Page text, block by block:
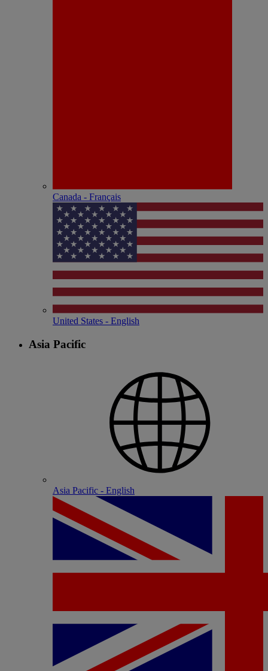
Canada - Français
United States - English
Asia Pacific
Asia Pacific - English